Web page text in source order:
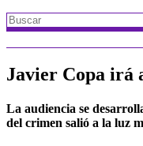
Javier Copa irá
La audiencia se
del crimen salió a la luz